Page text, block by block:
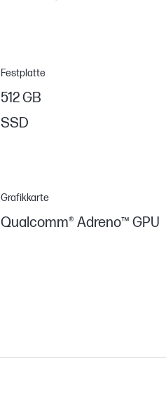
Festplatte
512 GB
SSD
Grafikkarte
Qualcomm® Adreno™ GPU